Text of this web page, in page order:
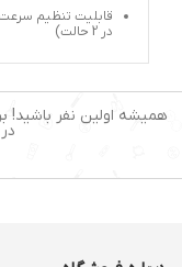
قابلیت تنظیم
در 2 حالت)
(سیم دار)
جنس موچین:
تعداد موچین: 20 عدد
همیشه اولین نفر باشید!